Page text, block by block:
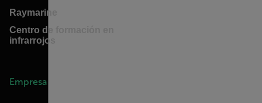
Raymarine
Centro de formación en
infrarrojos
Empresa